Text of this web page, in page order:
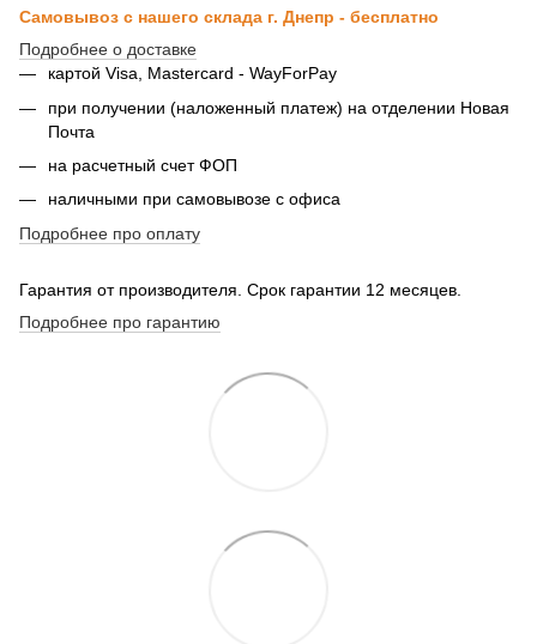
Самовывоз с нашего склада г. Днепр - бесплатно
Подробнее о доставке
картой Visa, Mastercard - WayForPay
при получении (наложенный платеж) на отделении Новая
Почта
на расчетный счет ФОП
наличными при самовывозе с офиса
Подробнее про оплату
Гарантия от производителя. Срок гарантии 12 месяцев.
Подробнее про гарантию